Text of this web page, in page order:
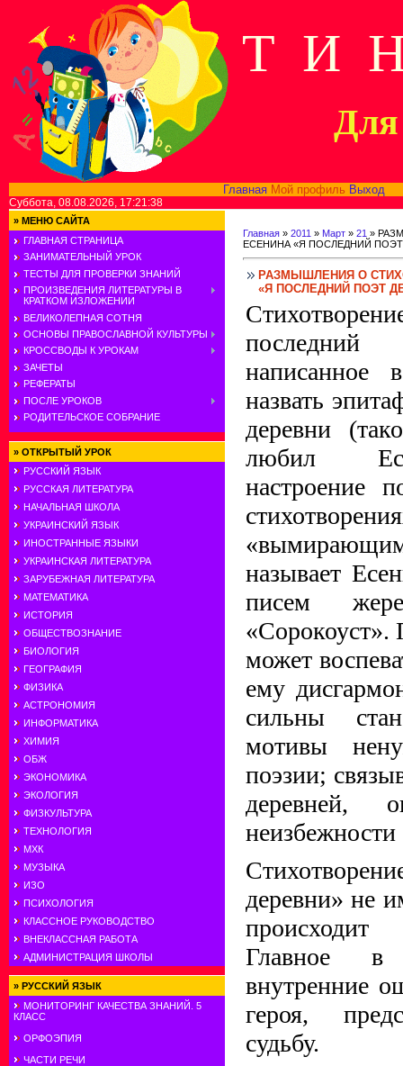
Т И
Для
Главная Мой профиль Выход
Суббота, 08.08.2026, 17:21:38
» МЕНЮ САЙТА
ГЛАВНАЯ СТРАНИЦА
ЗАНИМАТЕЛЬНЫЙ УРОК
ТЕСТЫ ДЛЯ ПРОВЕРКИ ЗНАНИЙ
ПРОИЗВЕДЕНИЯ ЛИТЕРАТУРЫ В
КРАТКОМ ИЗЛОЖЕНИИ
ВЕЛИКОЛЕПНАЯ СОТНЯ
ОСНОВЫ ПРАВОСЛАВНОЙ КУЛЬТУРЫ
КРОССВОДЫ К УРОКАМ
ЗАЧЕТЫ
РЕФЕРАТЫ
ПОСЛЕ УРОКОВ
РОДИТЕЛЬСКОЕ СОБРАНИЕ
» ОТКРЫТЫЙ УРОК
РУССКИЙ ЯЗЫК
РУССКАЯ ЛИТЕРАТУРА
НАЧАЛЬНАЯ ШКОЛА
УКРАИНСКИЙ ЯЗЫК
ИНОСТРАННЫЕ ЯЗЫКИ
УКРАИНСКАЯ ЛИТЕРАТУРА
ЗАРУБЕЖНАЯ ЛИТЕРАТУРА
МАТЕМАТИКА
ИСТОРИЯ
ОБЩЕСТВОЗНАНИЕ
БИОЛОГИЯ
ГЕОГРАФИЯ
ФИЗИКА
АСТРОНОМИЯ
ИНФОРМАТИКА
ХИМИЯ
ОБЖ
ЭКОНОМИКА
ЭКОЛОГИЯ
ФИЗКУЛЬТУРА
ТЕХНОЛОГИЯ
МХК
МУЗЫКА
ИЗО
ПСИХОЛОГИЯ
КЛАССНОЕ РУКОВОДСТВО
ВНЕКЛАССНАЯ РАБОТА
АДМИНИСТРАЦИЯ ШКОЛЫ
» РУССКИЙ ЯЗЫК
МОНИТОРИНГ КАЧЕСТВА ЗНАНИЙ. 5
КЛАСС
ОРФОЭПИЯ
ЧАСТИ РЕЧИ
Главная » 2011 » Март » 21 »
ЕСЕНИНА «Я ПОСЛЕДНИЙ ПОЭТ
РАЗМЫШЛЕНИЯ О
«Я ПОСЛЕДНИЙ ПОЭТ
написанное
назвать
деревни
любил
настроение
называет
писем
«Сорокоуст».
может
ему
сильны
мотивы
поэзии;
неизбежности
деревни» не
происходит
Главное в
внутренние
героя,
судьбу.